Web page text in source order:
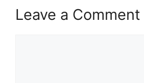
Leave a Comment